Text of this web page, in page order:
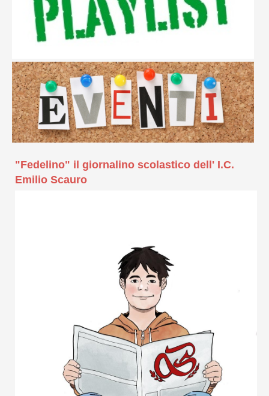
"Fedelino" il giornalino scolastico dell' I.C.
Emilio Scauro